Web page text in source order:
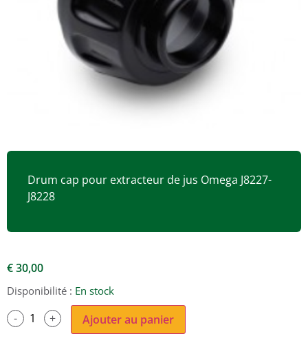
Drum cap pour extracteur de jus Omega J8227-
J8228
€30,00
Disponibilité : En stock
Ajouter au panier